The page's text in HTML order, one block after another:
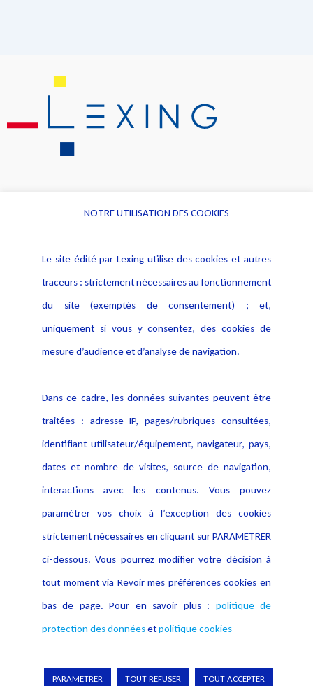
Alerte professionnelle
Déclaration d'accessibilité
Notice Légale
Politique de protection des
données
Publications
Copyright © 2026 Lexing
NOTRE UTILISATION DES COOKIES
Le site édité par Lexing utilise des cookies et autres
traceurs : strictement nécessaires au fonctionnement
du site (exemptés de consentement) ; et,
uniquement si vous y consentez, des cookies de
mesure d’audience et d’analyse de navigation.
Dans ce cadre, les données suivantes peuvent être
traitées : adresse IP, pages/rubriques consultées,
identifiant utilisateur/équipement, navigateur, pays,
dates et nombre de visites, source de navigation,
interactions avec les contenus. Vous pouvez
paramétrer vos choix à l’exception des cookies
strictement nécessaires en cliquant sur PARAMETRER
ci-dessous. Vous pourrez modifier votre décision à
tout moment via Revoir mes préférences cookies en
bas de page. Pour en savoir plus : politique de
protection des donnéesetpolitique cookies
PARAMETRER TOUT REFUSER TOUT ACCEPTER